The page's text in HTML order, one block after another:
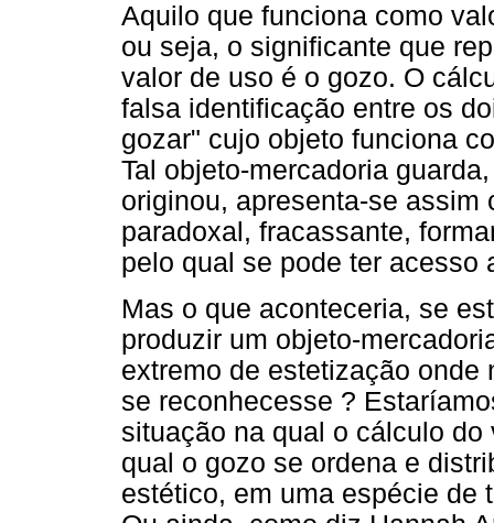
Aquilo que funciona como
ou seja, o significante que
valor de uso é o gozo. O
falsa identificação entre os
gozar" cujo objeto funciona
Tal objeto-mercadoria
originou, apresenta-se
paradoxal, fracassante,
pelo qual se pode ter acesso
Mas o que aconteceria, se
produzir um objeto-
extremo de estetização onde
se reconhecesse ?
situação na qual o cálculo
qual o gozo se ordena e
estético, em uma espécie de